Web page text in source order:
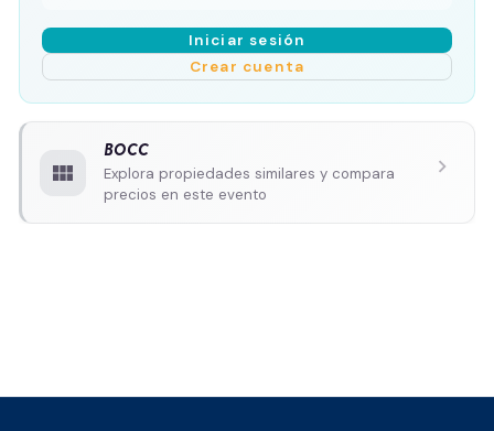
Iniciar sesión
Crear cuenta
view_module
BOCC
Explora propiedades similares y compara
precios en este evento
chevron_right